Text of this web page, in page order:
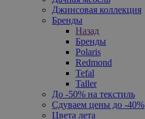
Джинсовая коллекция
Бренды
Назад
Бренды
Polaris
Redmond
Tefal
Taller
До -50% на текстиль
Сдуваем цены до -40%
Цвета лета